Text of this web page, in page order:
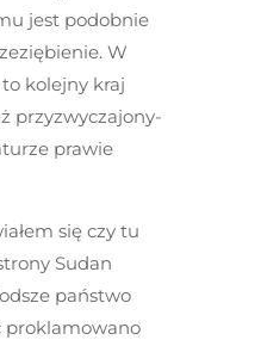
jest podobnie
W
kolejny kraj
przyzwyczajony-
prawie
się czy tu
Sudan
państwo
proklamowano